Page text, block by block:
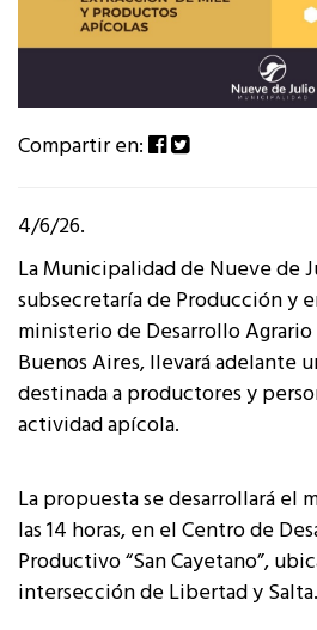
Compartir en:
4/6/26.
La Municipalidad de Nueve de
subsecretaría de Producción y
ministerio de Desarrollo
Buenos Aires, llevará adelante
destinada a productores y
actividad apícola.
La propuesta se desarrollará el
las 14 horas, en el Centro de
Productivo “San Cayetano”,
intersección de Libertad y Salta.